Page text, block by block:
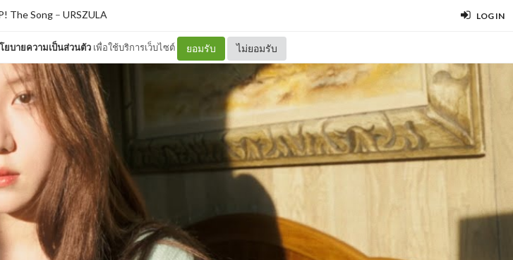
LOG IN
ยบายความเป็นส่วนตัว เพื่อใช้บริการเว็บไซต์ ยอมรับ ไม่ยอมรับ
The Song – URSZULA